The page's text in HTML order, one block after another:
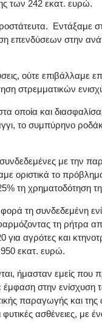
των 242 εκατ. ευρώ.
Εντάξαμε
επενδύσεων στην
ούτε
οποία και
το συμπύρηνο
συνδεδεμένες με την
οριστικά το
τη χρηματοδότηση
τη συνδεδεμένη
τη ρήτρα
αγρότες και
εκατ. ευρώ.
ήμασταν εμείς
έμφαση στην
παραγωγής και
ασθένειες,